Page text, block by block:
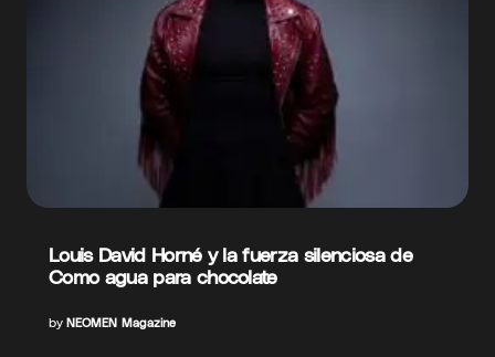
Louis David Horné y la fuerza silenciosa de
Como agua para chocolate
by NEOMEN Magazine